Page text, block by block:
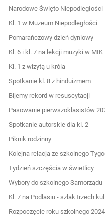
Narodowe Święto Niepodległości
Kl. 1 w Muzeum Niepodległości
Pomarańczowy dzień dyniowy
Kl. 6 i kl. 7 na lekcji muzyki w MIK
Kl. 1 z wizytą u króla
Spotkanie kl. 8 z hinduizmem
Bijemy rekord w resuscytacji
Pasowanie pierwszoklasistów
Spotkanie autorskie dla kl. 2
Piknik rodzinny
Kolejna relacja ze szkolnego
Tydzień szczęścia w świetlicy
Wybory do szkolnego Samorządu
Kl. 7 na Podlasiu - szlak trzech
Rozpoczęcie roku szkolnego